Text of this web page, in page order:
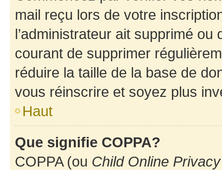
mail reçu lors de votre
l’administrateur ait supprimé
courant de supprimer
réduire la taille de la base de
vous réinscrire et soyez plus
Haut
Que signifie COPPA?
COPPA (ou Child Online